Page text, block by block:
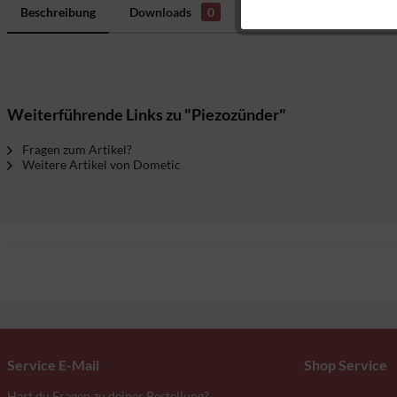
Beschreibung Downloads 0
Weiterführende Links zu "Piezozünder"
Fragen zum Artikel?
Weitere Artikel von Dometic
Service E-Mail Shop Service